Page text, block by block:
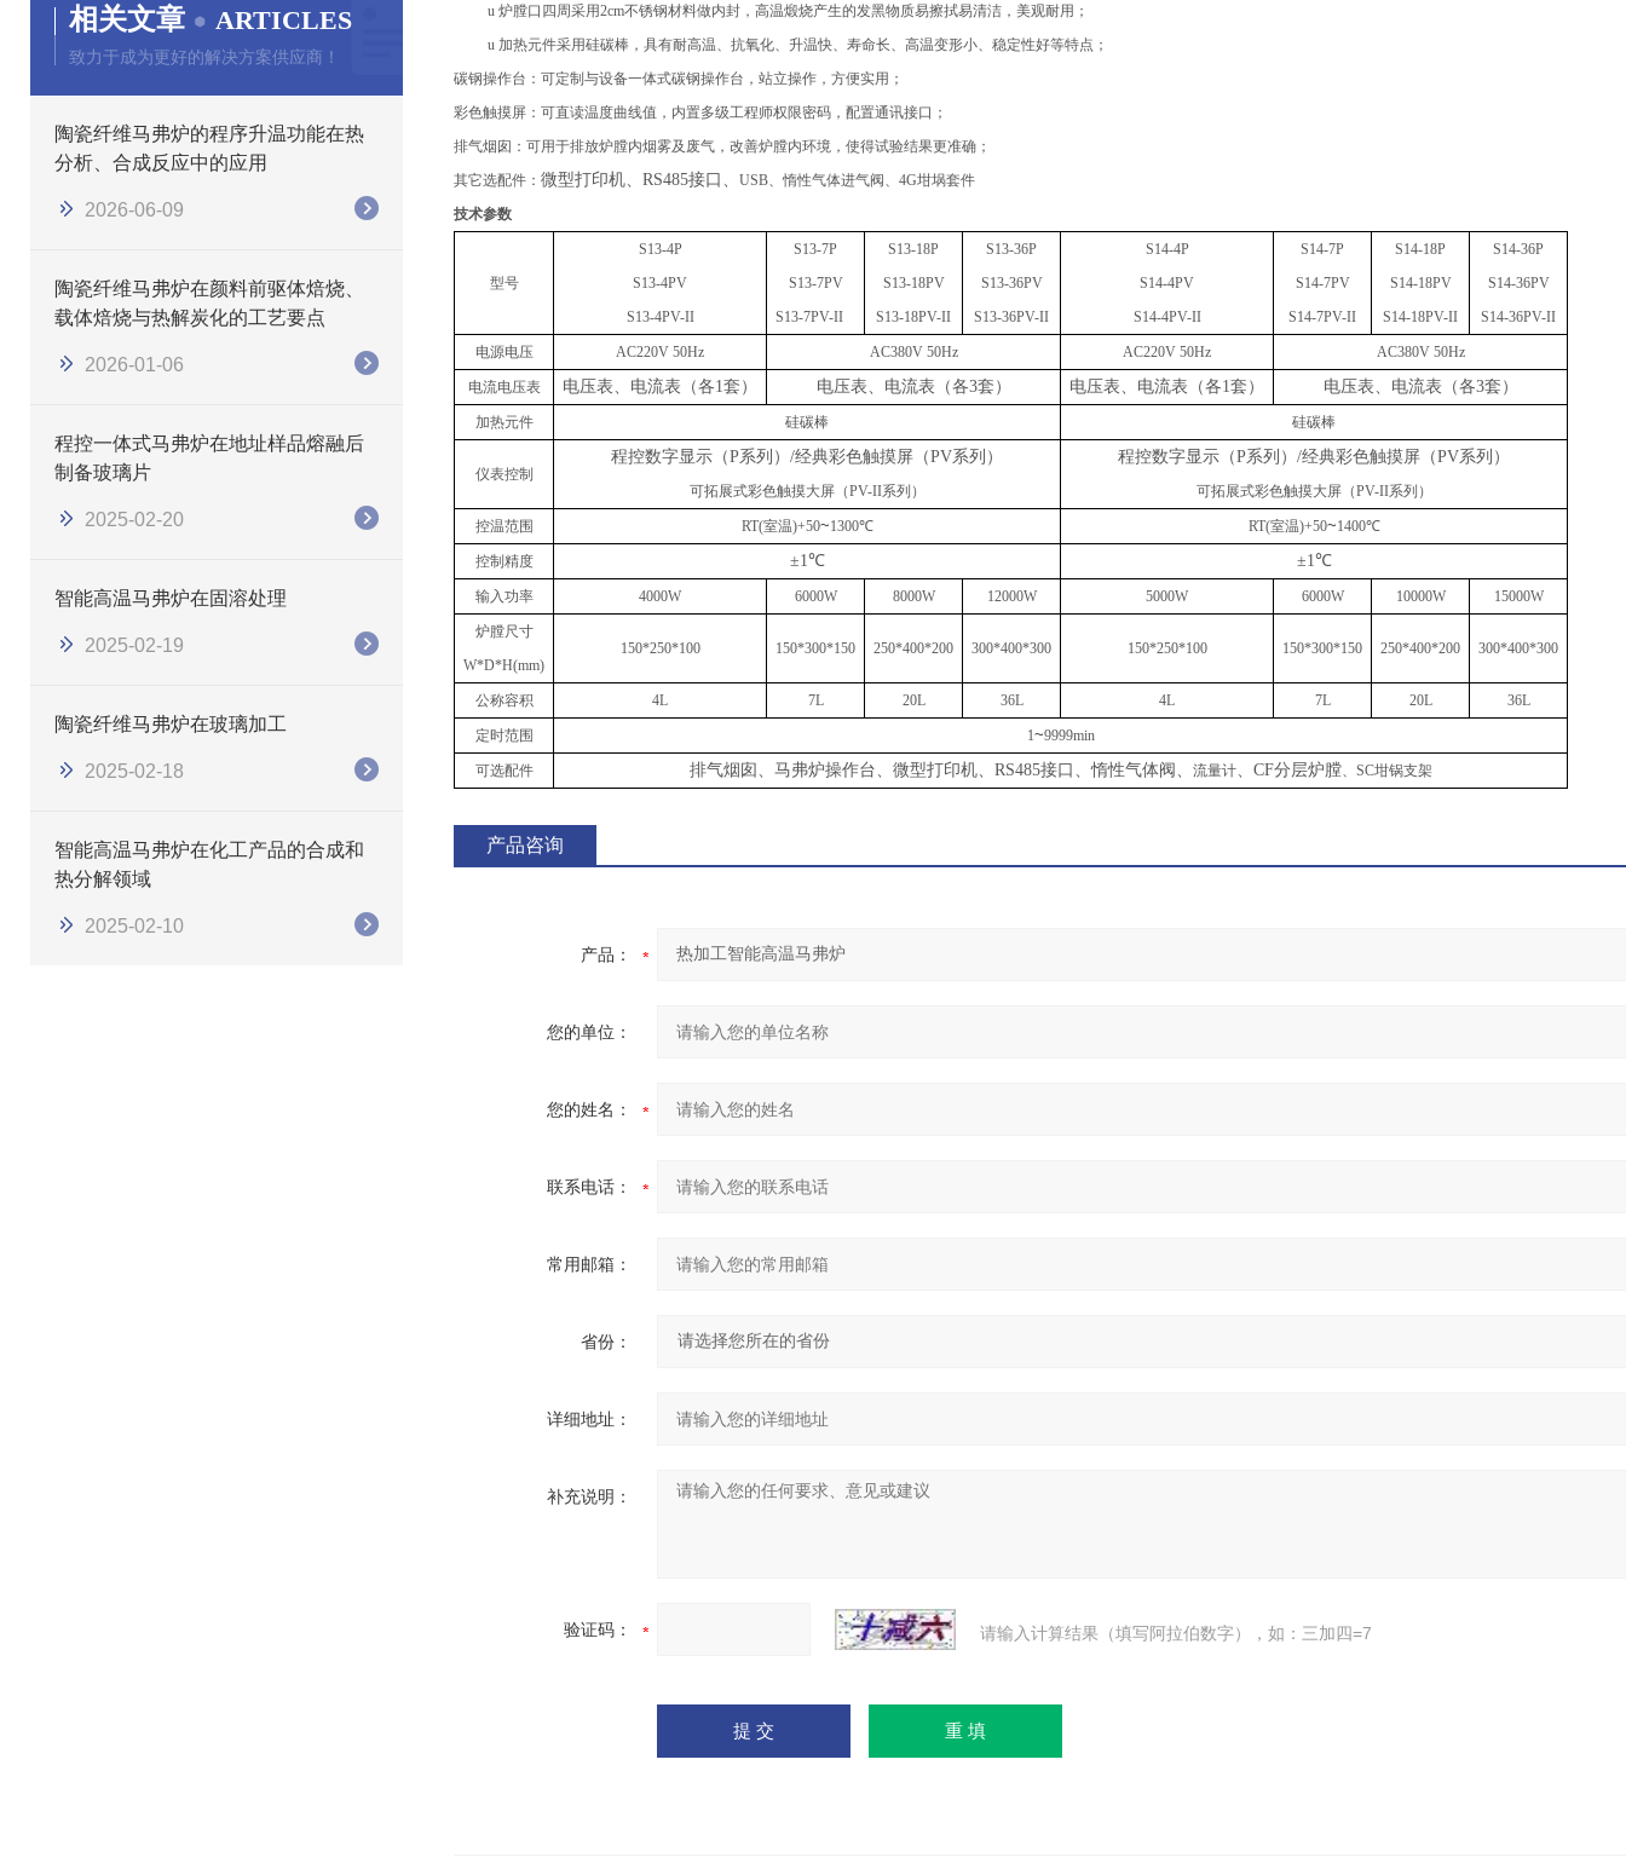
相关文章 ARTICLES
致力于成为更好的解决方案供应商！
陶瓷纤维马弗炉的程序升温功能在热
分析、合成反应中的应用
2026-06-09
陶瓷纤维马弗炉在颜料前驱体焙烧、
载体焙烧与热解炭化的工艺要点
2026-01-06
程控一体式马弗炉在地址样品熔融后
制备玻璃片
2025-02-20
智能高温马弗炉在固溶处理
2025-02-19
陶瓷纤维马弗炉在玻璃加工
2025-02-18
智能高温马弗炉在化工产品的合成和
热分解领域
2025-02-10
u 炉膛口 四周采用2cm不锈钢材料做内封 ，高温煅烧产生的发黑物质易擦拭易清洁， 美观耐用；
u 加热元件采用硅碳棒，具有耐高温、抗氧化、升温快、寿命长、高温变形小、稳定性好等特点；
碳钢操作台 ：可定制与设备一体式碳钢操作台 ， 站立操作，方便实用 ；
彩色触摸屏 ： 可直读温度曲线值，内置多级工程师权限密码，配置通讯接口；
排气烟囱 ： 可用于排放炉膛内烟雾及废气，改善炉膛内环境，使得试验结果更准确；
其它选配件： 微型打印机、 RS485接口、 USB、惰性气体进气阀 、 4G坩埚套件
技术参数
型号
S13-4P
S13-4PV
S13-4PV-II
S13-7P
S13-7PV
S13-7PV-II
S13-18P
S13-18PV
S13-18PV-II
S13-36P
S13-36PV
S13-36PV-II
S14-4P
S14-4PV
S14-4PV-II
S14-7P
S14-7PV
S14-7PV-II
S14-18P
S14-18PV
S14-18PV-II
S14-36P
S14-36PV
S14-36PV-II
电源电压 AC220V 50Hz AC380V 50Hz AC220V 50Hz AC380V 50Hz
电流电压表 电压表、电流表（各1套） 电压表、电流表（各3套） 电压表、电流表（各1套） 电压表、电流表（各3套）
加热元件 硅碳棒 硅碳棒
仪表控制
程控数字显示（P系列）/经典彩色触摸屏（PV系列）
可拓展式彩色触摸大屏（PV-II系列）
程控数字显示（P系列）/经典彩色触摸屏（PV系列）
可拓展式彩色触摸大屏（PV-II系列）
控温范围 RT(室温)+50~1300℃ RT(室温)+50~1400℃
控制精度 ±1℃ ±1℃
输入功率 4000W 6000W 8000W 12000W 5000W 6000W 10000W 15000W
炉膛尺寸
W*D*H(mm)
150*250*100 150*300*150 250*400*200 300*400*300 150*250*100 150*300*150 250*400*200 300*400*300
公称容积 4L 7L 20L 36L 4L 7L 20L 36L
定时范围 1~9999min
可选配件 排气烟囱、马弗炉操作台、微型打印机、 RS485接口、惰性气体阀、 流量计、 CF分层炉膛、 SC坩锅支架
产品咨询
产品：
您的单位：
您的姓名：
联系电话：
常用邮箱：
省份：
详细地址：
补充说明：
验证码： 请输入计算结果（填写阿拉伯数字），如：三加四=7